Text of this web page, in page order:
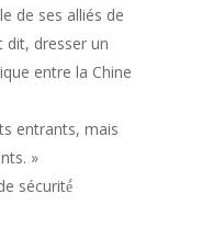
de ses alliés de
dit, dresser un
entre la Chine
entrants, mais
»
sécurité́